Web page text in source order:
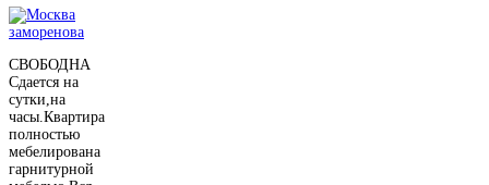
СВОБОДНА
Сдается на
сутки,на
часы.Квартира
полностью
мебелирована
гарнитурной